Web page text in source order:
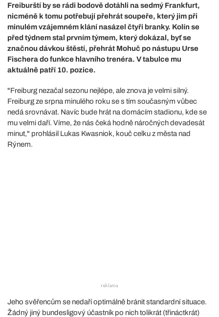
Freiburští by se rádi bodově dotáhli na sedmý Frankfurt,
nicméně k tomu potřebují přehrát soupeře, který jim při
minulém vzájemném klání nasázel čtyři branky. Kolín se
před týdnem stal prvním týmem, který dokázal, byť se
značnou dávkou štěstí, přehrát Mohuč po nástupu Urse
Fischera do funkce hlavního trenéra. V tabulce mu
aktuálně patří 10. pozice.
"Freiburg nezačal sezonu nejlépe, ale znova je velmi silný.
Freiburg ze srpna minulého roku se s tím současným vůbec
nedá srovnávat. Navíc bude hrát na domácím stadionu, kde se
mu velmi daří. Víme, že nás čeká hodně náročných devadesát
minut," prohlásil Lukas Kwasniok, kouč celku z města nad
Rýnem.
Jeho svěřencům se nedaří optimálně bránit standardní situace.
Žádný jiný bundesligový účastník po nich tolikrát (třináctkrát)